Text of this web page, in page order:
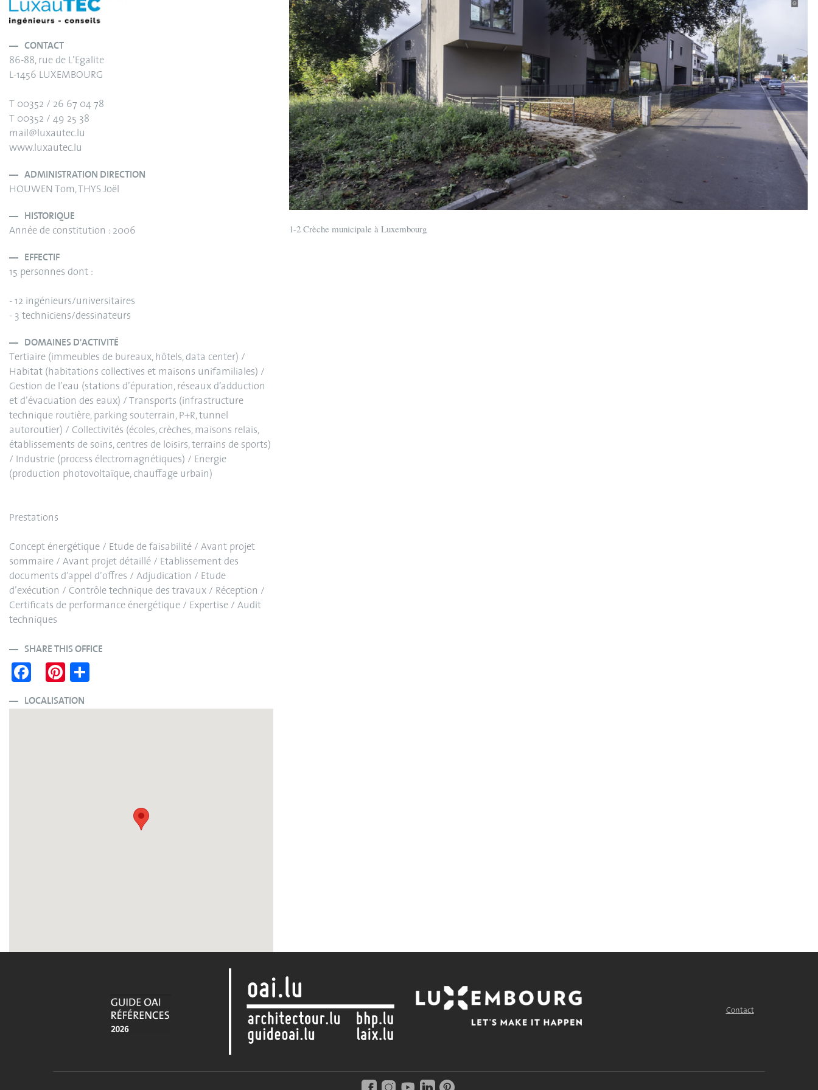
CONTACT
86-88, rue de L’Egalite
L-1456 LUXEMBOURG
T 00352 / 26 67 04 78
T 00352 / 49 25 38
mail@luxautec.lu
www.luxautec.lu
ADMINISTRATION DIRECTION
HOUWEN Tom, THYS Joël
HISTORIQUE
Année de constitution : 2006
EFFECTIF
15 personnes dont :
- 12 ingénieurs/universitaires
- 3 techniciens/dessinateurs
DOMAINES D'ACTIVITÉ
Tertiaire (immeubles de bureaux, hôtels, data center) /
Habitat (habitations collectives et maisons unifamiliales) /
Gestion de l’eau (stations d’épuration, réseaux d’adduction
et d’évacuation des eaux) / Transports (infrastructure
technique routière, parking souterrain, P+R, tunnel
autoroutier) / Collectivités (écoles, crèches, maisons relais,
établissements de soins, centres de loisirs, terrains de sports)
/ Industrie (process électromagnétiques) / Energie
(production photovoltaïque, chauffage urbain)
Prestations
Concept énergétique / Etude de faisabilité / Avant projet
sommaire / Avant projet détaillé / Etablissement des
documents d’appel d’offres / Adjudication / Etude
d’exécution / Contrôle technique des travaux / Réception /
Certificats de performance énergétique / Expertise / Audit
techniques
SHARE THIS OFFICE
Fa
ce
bo
Pi
nt
er re
LOCALISATION
1-2 Crèche municipale à Luxembourg
Contact